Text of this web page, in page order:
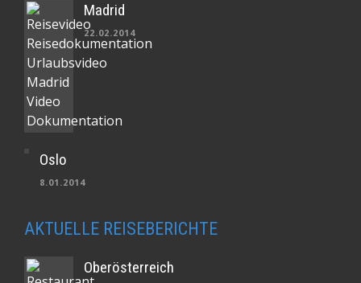
Madrid
22.02.2014
Oslo
8.01.2014
AKTUELLE REISEBERICHTE
Oberösterreich